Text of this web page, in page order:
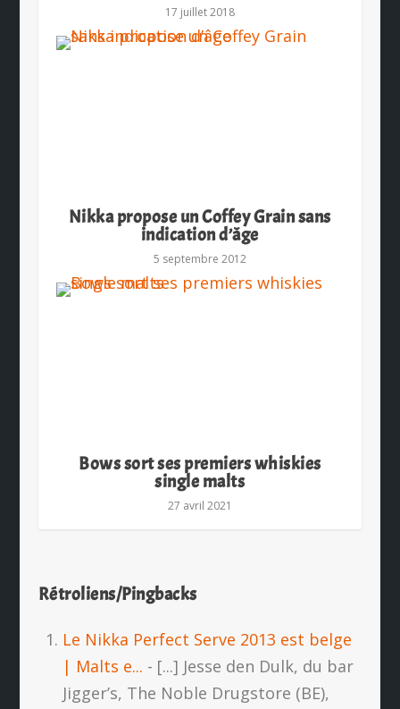
17 juillet 2018
Nikka propose un Coffey Grain sans
indication d’âge
5 septembre 2012
Bows sort ses premiers whiskies
single malts
27 avril 2021
Rétroliens/Pingbacks
Le Nikka Perfect Serve 2013 est belge
| Malts e... - [...] Jesse den Dulk, du bar
Jigger’s, The Noble Drugstore (BE),